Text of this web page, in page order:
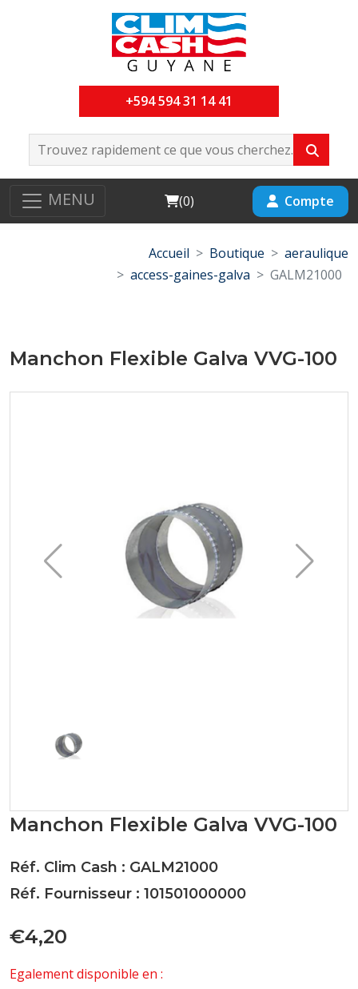
+594 594 31 14 41
MENU Cart
(0) Compte
Accueil Boutique
aeraulique
access-gaines-galva
GALM21000
Manchon Flexible Galva VVG-100
Manchon Flexible Galva VVG-100
Réf. Clim Cash : GALM21000
Réf. Fournisseur : 101501000000
€4,20
Egalement disponible en :